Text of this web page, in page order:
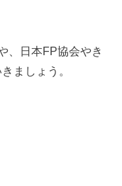
、日本FP協会やき
ましょう。